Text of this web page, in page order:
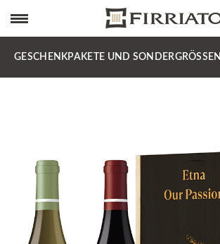
GESCHENKPAKETE UND SONDERGRÖSSEN